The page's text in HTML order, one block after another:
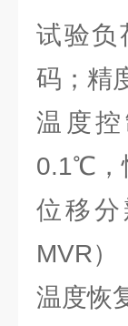
试验负
码；精
温度
0.1℃，
位移分
MVR）
温度恢